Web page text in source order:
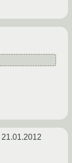
21.01.2012